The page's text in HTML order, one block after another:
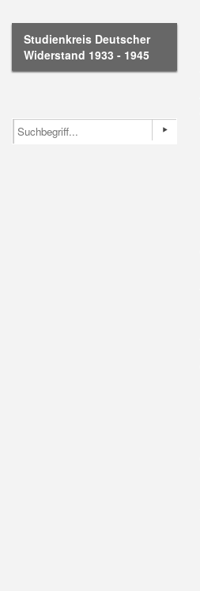
Studienkreis Deutscher
Widerstand 1933 - 1945